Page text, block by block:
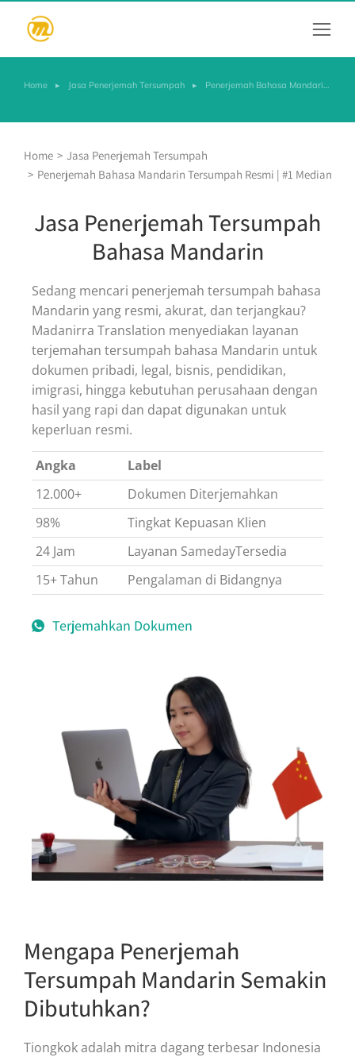
You are here:
Home Jasa Penerjemah Tersumpah Penerjemah Bahasa Mandari…
You are here:
Home
Jasa Penerjemah Tersumpah
Penerjemah Bahasa Mandarin Tersumpah Resmi | #1 Mediamaz
Jasa Penerjemah Tersumpah
Bahasa Mandarin
Sedang mencari penerjemah tersumpah bahasa
Mandarin yang resmi, akurat, dan terjangkau?
Madanirra Translation menyediakan layanan
terjemahan tersumpah bahasa Mandarin untuk
dokumen pribadi, legal, bisnis, pendidikan,
imigrasi, hingga kebutuhan perusahaan dengan
hasil yang rapi dan dapat digunakan untuk
keperluan resmi.
Angka
Label
12.000+
Dokumen Diterjemahkan
98%
Tingkat Kepuasan Klien
24 Jam
Layanan SamedayTersedia
15+ Tahun
Pengalaman di Bidangnya
Terjemahkan Dokumen
Mengapa Penerjemah
Tersumpah Mandarin Semakin
Dibutuhkan?
Tiongkok adalah mitra dagang terbesar Indonesia